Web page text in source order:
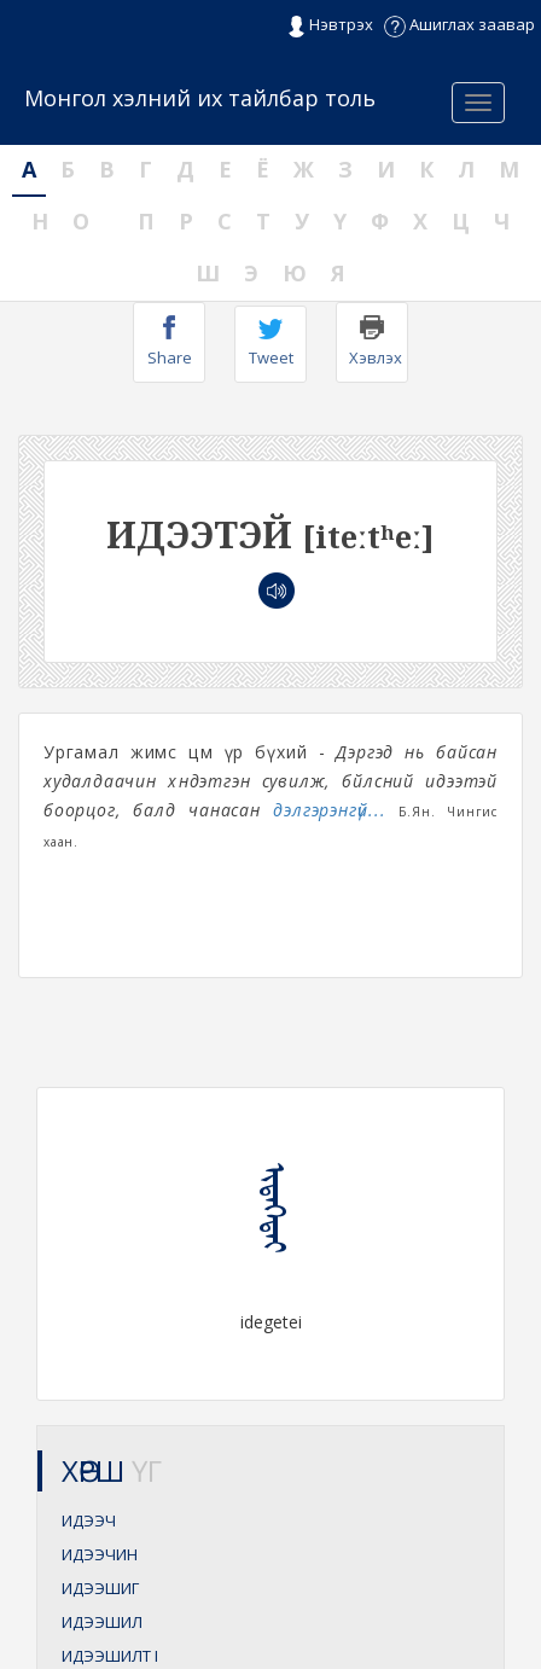
Нэвтрэх Ашиглах заавар
Menu
Монгол хэлний их тайлбар толь
А Б В Г Д Е Ё Ж З И К Л
М
Н
О П Р С Т У Ү Ф Х Ц
Ч
Ш
Э Ю Я
Share Tweet Хэвлэх
ИДЭЭТЭЙ [iteːtʰeː]
Ургамал жимс цөм үр бүхий - Дэргэд нь байсан
худалдаачин хүндэтгэн сувилж, бүйлсний идээтэй
боорцог, балд чанасандэлгэрэнгүй...
Б.Ян. Чингис
хаан.
ᠢᠳᠡᠭᠡᠲᠡᠢ
idegetei
ХӨРШ ҮГ
ИДЭЭЧ
ИДЭЭЧИН
ИДЭЭШИГ
ИДЭЭШИЛ
ИДЭЭШИЛТI